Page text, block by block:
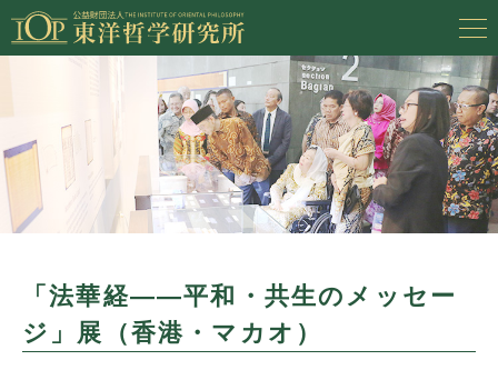
「法華経――平和・共生のメッセー
ジ」展（香港・マカオ）